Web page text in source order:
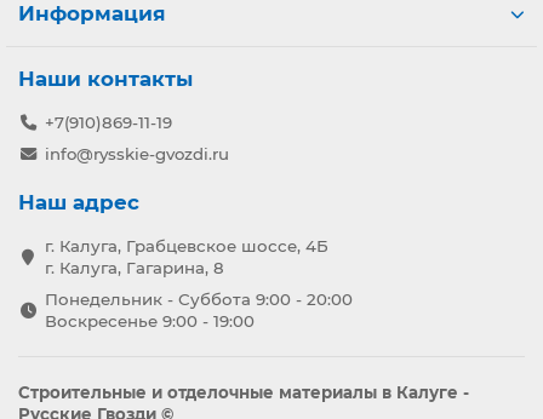
Информация
Наши контакты
+7(910)869-11-19
info@rysskie-gvozdi.ru
Наш адрес
г. Калуга, Грабцевское шоссе, 4Б
г. Калуга, Гагарина, 8
Понедельник - Суббота 9:00 - 20:00
Воскресенье 9:00 - 19:00
Строительные и отделочные материалы в Калуге -
Русские Гвозди ©